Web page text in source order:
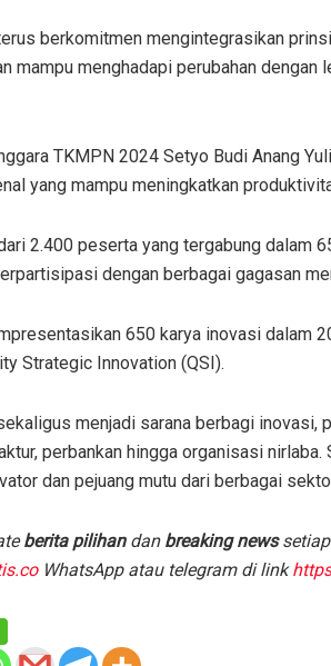
berkomitmen mengintegrasikan
mampu menghadapi perubahan
TKMPN 2024 Setyo Budi Anang
yang mampu meningkatkan
2.400 peserta yang tergabung dalam
dengan berbagai gagasan
650 karya inovasi
Strategic Innovation (QSI).
menjadi sarana berbagi inovasi,
perbankan hingga organisasi
dan pejuang mutu dari berbagai
berita pilihan dan breaking newssetiap
WhatsApp atau telegram di link